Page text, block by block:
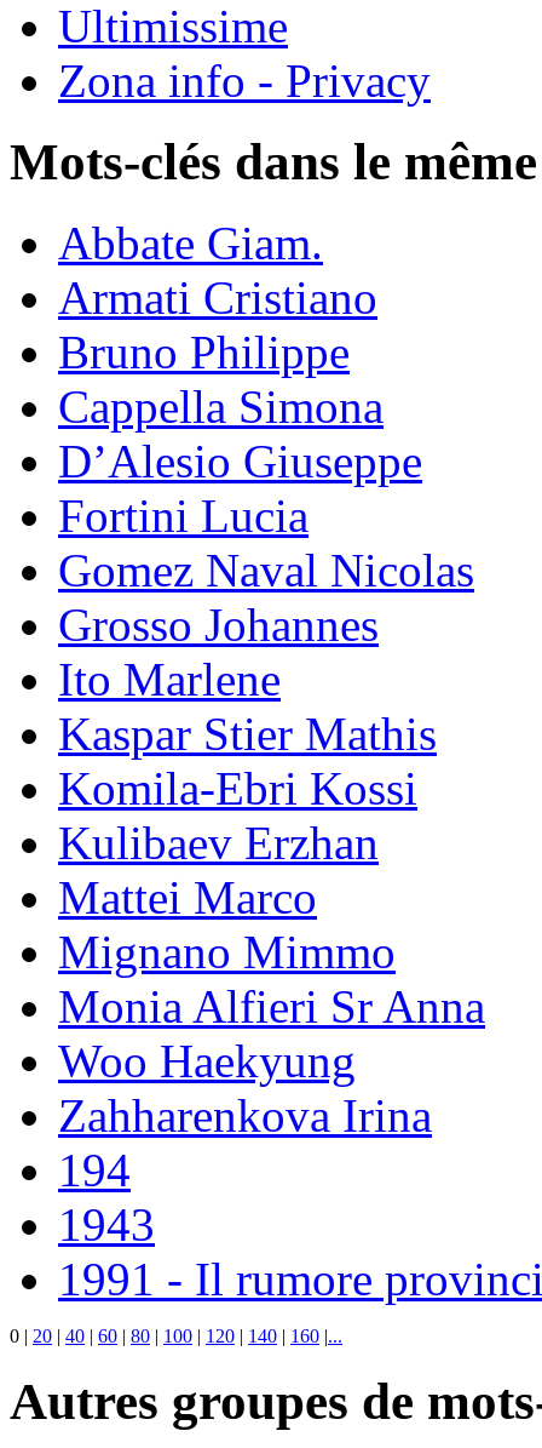
Ultimissime
Zona info - Privacy
Mots-clés dans le
Abbate Giam.
Armati Cristiano
Bruno Philippe
Cappella Simona
D’Alesio Giuseppe
Fortini Lucia
Gomez Naval Nicolas
Grosso Johannes
Ito Marlene
Kaspar Stier Mathis
Komila-Ebri Kossi
Kulibaev Erzhan
Mattei Marco
Mignano Mimmo
Monia Alfieri Sr Anna
Woo Haekyung
Zahharenkova Irina
194
1943
1991 - Il rumore
0 | 20 | 40 | 60 | 80 | 100 | 120 | 140 | 160 |...
Autres groupes de